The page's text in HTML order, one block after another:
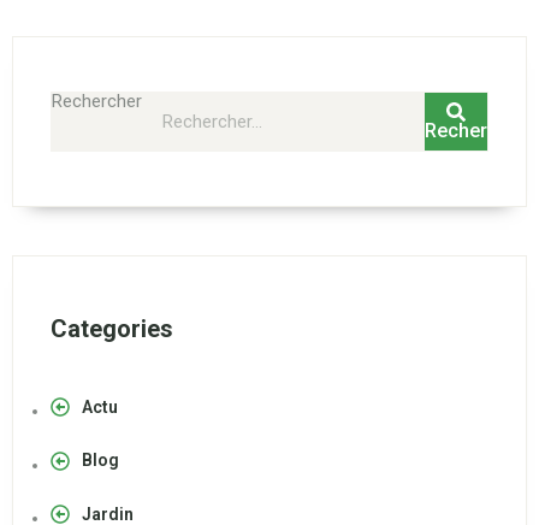
Rechercher
Rechercher
Categories
Actu
Blog
Jardin